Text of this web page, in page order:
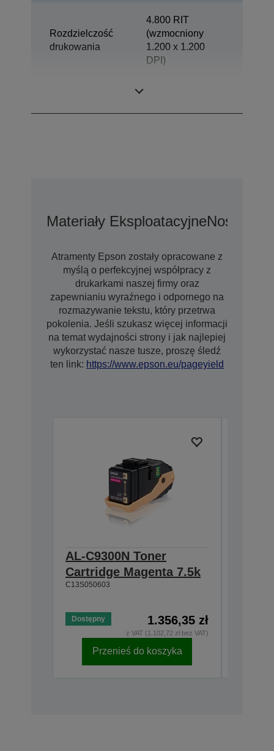
Rozdzielczość
drukowania
4.800 RIT
(wzmocniony
1.200 x 1.200
DPI)
Materiały EksploatacyjneNośniki
Atramenty Epson zostały opracowane z
myślą o perfekcyjnej współpracy z
drukarkami naszej firmy oraz
zapewnianiu wyraźnego i odpornego na
rozmazywanie tekstu, który przetrwa
pokolenia. Jeśli szukasz więcej informacji
na temat wydajności strony i jak najlepiej
wykorzystać nasze tusze, proszę śledź
ten link: https://www.epson.eu/pageyield
AL-C9300N Toner
Cartridge Magenta 7.5k
C13S050603
Dostępny 1.356,35 zł
z VAT (1.102,72 zł bez VAT)
Przenieś do koszyka